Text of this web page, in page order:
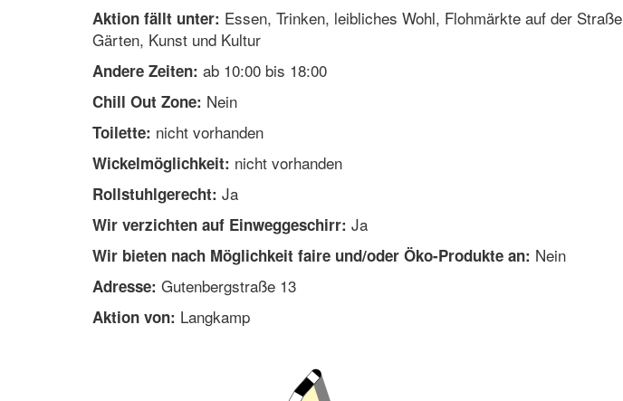
Aktion fällt unter: Essen, Trinken, leibliches Wohl, Flohmärkte auf der
Gärten, Kunst und Kultur
Andere Zeiten: ab 10:00 bis 18:00
Chill Out Zone: Nein
Toilette: nicht vorhanden
Wickelmöglichkeit: nicht vorhanden
Rollstuhlgerecht: Ja
Wir verzichten auf Einweggeschirr: Ja
Wir bieten nach Möglichkeit faire und/oder Öko-Produkte an: Nein
Adresse: Gutenbergstraße 13
Aktion von: Langkamp